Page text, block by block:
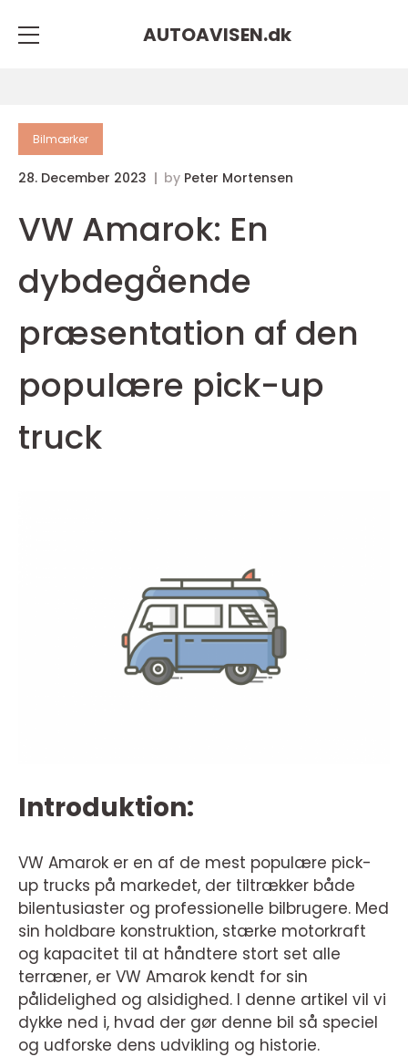
AUTOAVISEN.dk
Bilmærker
28. December 2023 by Peter Mortensen
VW Amarok: En
dybdegående
præsentation af den
populære pick-up
truck
Introduktion:
VW Amarok er en af de mest populære pick-
up trucks på markedet, der tiltrækker både
bilentusiaster og professionelle bilbrugere. Med
sin holdbare konstruktion, stærke motorkraft
og kapacitet til at håndtere stort set alle
terræner, er VW Amarok kendt for sin
pålidelighed og alsidighed. I denne artikel vil vi
dykke ned i, hvad der gør denne bil så speciel
og udforske dens udvikling og historie.